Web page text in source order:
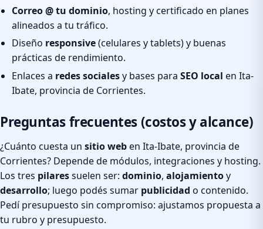
Correo @ tu dominio, hosting y certificado en planes
alineados a tu tráfico.
Diseño responsive(celulares y tablets) y buenas
prácticas de rendimiento.
Enlaces a redes socialesy bases para SEO local en Ita-
Ibate, provincia de Corrientes.
Preguntas frecuentes (costos y alcance)
¿Cuánto cuesta un sitio weben Ita-Ibate, provincia de
Corrientes? Depende de módulos, integraciones y hosting.
Los tres pilaressuelen ser: dominio, alojamientoy
desarrollo; luego podés sumar publicidad o contenido.
Pedí presupuesto sin compromiso: ajustamos propuesta a
tu rubro y presupuesto.